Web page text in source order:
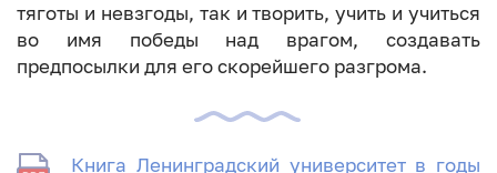
тяготы и невзгоды, так и творить, учить и учиться
во имя победы над врагом, создавать
предпосылки для его скорейшего разгрома.
Книга Ленинградский университет в годы